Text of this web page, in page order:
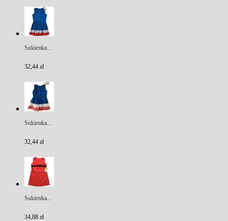
Sukienka...
32,44 zł
Sukienka...
32,44 zł
Sukienka...
34,88 zł